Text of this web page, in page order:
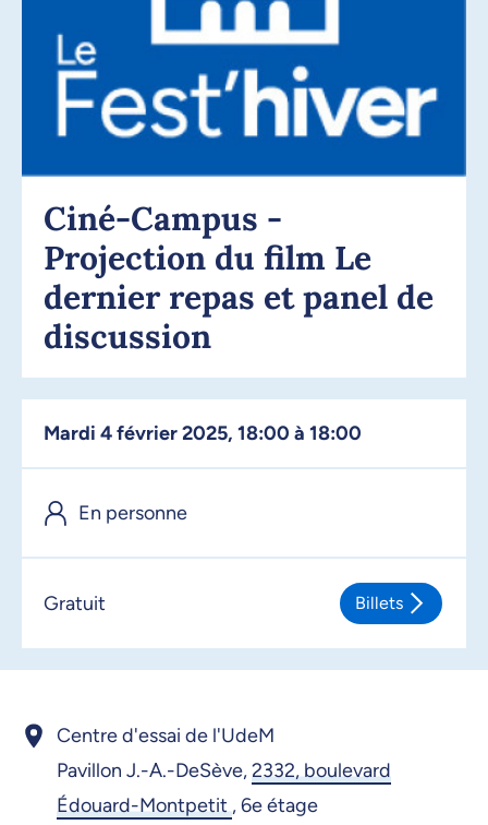
Ciné-Campus -
Projection du film Le
dernier repas et panel de
discussion
mardi 4 février 2025, 18:00 à 18:00
En personne
Gratuit Billets
Centre d'essai de l'UdeM
Pavillon J.-A.-DeSève,2332, boulevard
Édouard-Montpetit ,6e étage